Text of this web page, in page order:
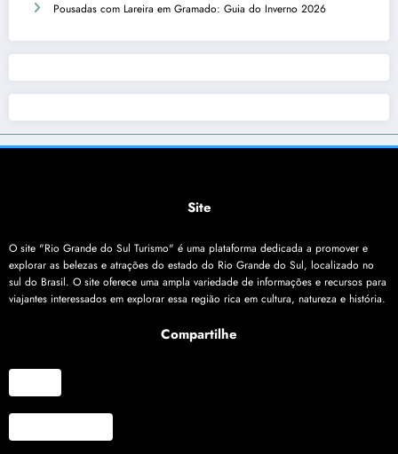
Pousadas com Lareira em Gramado: Guia do Inverno 2026
Site
O site "Rio Grande do Sul Turismo" é uma plataforma dedicada a promover e
explorar as belezas e atrações do estado do Rio Grande do Sul, localizado no
sul do Brasil. O site oferece uma ampla variedade de informações e recursos para
viajantes interessados em explorar essa região rica em cultura, natureza e história.
Compartilhe